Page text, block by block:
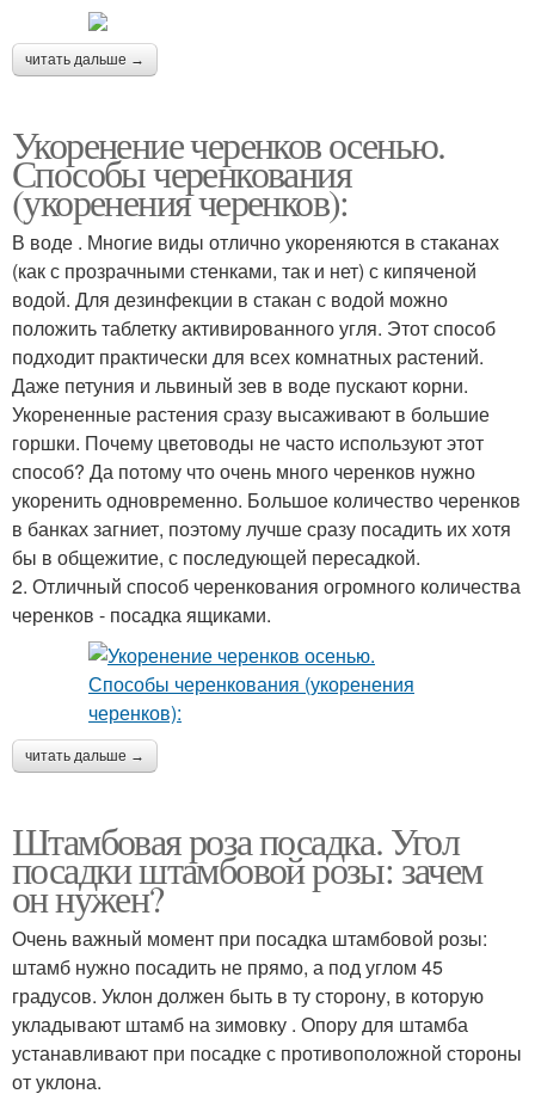
читать дальше →
Укоренение черенков осенью.
Способы черенкования
(укоренения черенков):
В воде . Многие виды отлично укореняются в стаканах
(как с прозрачными стенками, так и нет) с кипяченой
водой. Для дезинфекции в стакан с водой можно
положить таблетку активированного угля. Этот способ
подходит практически для всех комнатных растений.
Даже петуния и львиный зев в воде пускают корни.
Укорененные растения сразу высаживают в большие
горшки. Почему цветоводы не часто используют этот
способ? Да потому что очень много черенков нужно
укоренить одновременно. Большое количество черенков
в банках загниет, поэтому лучше сразу посадить их хотя
бы в общежитие, с последующей пересадкой.
2. Отличный способ черенкования огромного количества
черенков - посадка ящиками.
читать дальше →
Штамбовая роза посадка. Угол
посадки штамбовой розы: зачем
он нужен?
Очень важный момент при посадка штамбовой розы:
штамб нужно посадить не прямо, а под углом 45
градусов. Уклон должен быть в ту сторону, в которую
укладывают штамб на зимовку . Опору для штамба
устанавливают при посадке с противоположной стороны
от уклона.